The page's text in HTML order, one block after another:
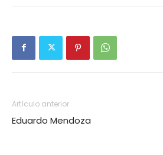
Artículo anterior
Eduardo Mendoza